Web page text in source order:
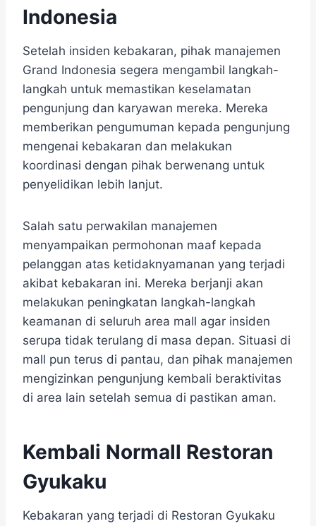
Indonesia
Setelah insiden kebakaran, pihak manajemen
Grand Indonesia segera mengambil langkah-
langkah untuk memastikan keselamatan
pengunjung dan karyawan mereka. Mereka
memberikan pengumuman kepada pengunjung
mengenai kebakaran dan melakukan
koordinasi dengan pihak berwenang untuk
penyelidikan lebih lanjut.
Salah satu perwakilan manajemen
menyampaikan permohonan maaf kepada
pelanggan atas ketidaknyamanan yang terjadi
akibat kebakaran ini. Mereka berjanji akan
melakukan peningkatan langkah-langkah
keamanan di seluruh area mall agar insiden
serupa tidak terulang di masa depan. Situasi di
mall pun terus di pantau, dan pihak manajemen
mengizinkan pengunjung kembali beraktivitas
di area lain setelah semua di pastikan aman.
Kembali Normall Restoran
Gyukaku
Kebakaran yang terjadi di Restoran Gyukaku